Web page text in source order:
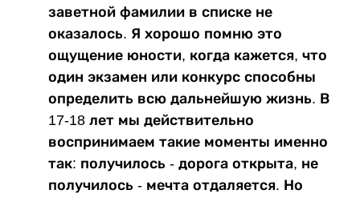
заветной фамилии в списке не
оказалось. Я хорошо помню это
ощущение юности, когда кажется, что
один экзамен или конкурс способны
определить всю дальнейшую жизнь. В
17-18 лет мы действительно
воспринимаем такие моменты именно
так: получилось - дорога открыта, не
получилось - мечта отдаляется. Но